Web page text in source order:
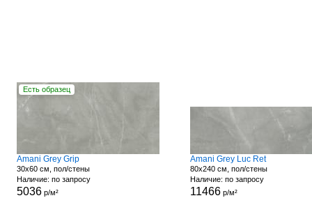
Есть образец
Amani Grey Grip
30x60 см, пол/стены
Наличие: по запросу
5036р/м²
Amani Grey Luc Ret
80x240 см, пол/стены
Наличие: по запросу
11466р/м²